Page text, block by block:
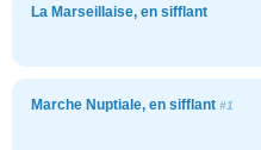
La Marseillaise, en sifflant
Marche Nuptiale, en sifflant #1